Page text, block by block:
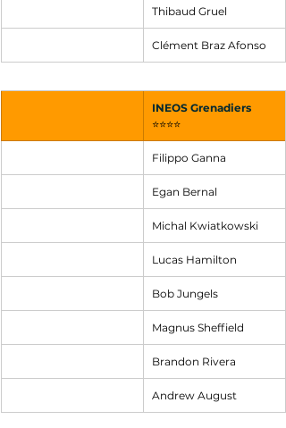
Thibaud Gruel
Clément Braz Afonso
INEOS Grenadiers
⭐⭐⭐⭐
Filippo Ganna
Egan Bernal
Michal Kwiatkowski
Lucas Hamilton
Bob Jungels
Magnus Sheffield
Brandon Rivera
Andrew August